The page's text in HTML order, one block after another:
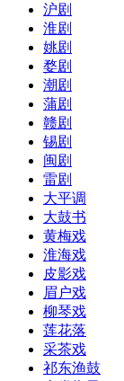
沪剧
淮剧
姚剧
婺剧
潮剧
蒲剧
赣剧
锡剧
闽剧
雷剧
大平调
大鼓书
黄梅戏
淮海戏
皮影戏
眉户戏
柳琴戏
莲花落
采茶戏
祁东渔鼓